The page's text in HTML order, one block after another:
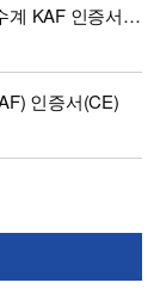
[주파수 지시계기 KAF-□] (링크)주파수계 KAF 인증서(KS)
인증서(CE)